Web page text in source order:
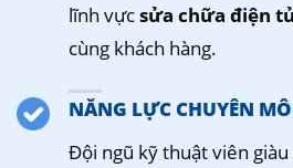
lĩnh vựcsửa chữa điện
cùng khách hàng.
NĂNG LỰC CHUYÊN
Đội ngũ kỹ thuật viên